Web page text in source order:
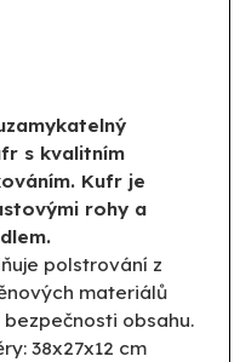
s kvalitním
Kufr je
rohy a
polstrování z
materiálů
bezpečnosti obsahu.
38x27x12 cm